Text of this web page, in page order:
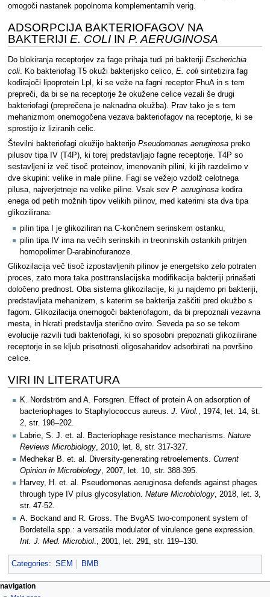
omogoči nastanek popolnoma komplementarnih verig.
ADSORPCIJA BAKTERIOFAGOV NA
BAKTERIJI E. COLIIN P. AERUGINOSA
Do blokiranja receptorjev za fage prihaja tudi pri bakteriji Escherichia
coli. Ko bakteriofag T5 okuži bakterijsko celico, E. colisintetizira fag
kodirajoči lipoprotein Lpl, ki se veže na fagni receptor FhuA in s tem
prepreči, da bi se na receptorje že okužene celice vezali še drugi
bakteriofagi (preprečena je naknadna okužba). Prav tako je s tem
mehanizmom onemogočena vezava bakteriofagov na receptorje, ki se
sprostijo iz liziranih celic.
Številni bakteriofagi okužijo bakterijo Pseudomonas aeruginosapreko
pilusov tipa IV (T4P), ki torej predstavljajo fagne receptorje. T4P so
sestavljeni iz več tisoč proteinov, imenovanih pilini, ki jih razdelimo v
dve skupini: velike in male piline. Fagi se vežejo vzdolž celotnega
pilusa, najverjetneje na velike piline. Vsak sev P. aeruginosakodira
enega od petih možnih tipov velikih pilinov, med katerimi sta dva tipa
glikozilirana:
pilin tipa I je glikoziliran na C-končnem serinskem ostanku,
pilin tipa IV ima na večih serinskih in treoninskih ostankih pritrjen
homopolimer D-arabinofuranoze.
Glikozilacija več tisoč izpostavljenih pilinov je energetsko zelo potraten
proces, zato mora taka posttranslacijska modifikacija bakteriji prinašati
določeno prednost. Oba sistema glikozilacije, ki ju najdemo pri bakteriji,
predstavljata mehanizem, s katerim se bakterija zaščiti pred okužbo s
fagom. Glikozilacija onemogoči bakteriofagom, da bi prepoznali vezavna
mesta, in hkrati predstavlja sterično oviro. Seveda pa so se tekom
evolucije razvili tudi bakteriofagi, ki so sposobni prepoznati glikozilirane
receptorje in se kljub prisotnosti oligosaharidov adsorbirati na površino
celice.
VIRI IN LITERATURA
K. Nordström and A. Forsgren. Effect of protein A on adsorption of
bacteriophages to Staphylococcus aureus. J. Virol. , 1974, let. 14, št.
2, str. 198–202.
Labrie, S. J. et. al. Bacteriophage resistance mechanisms. Nature
Reviews Microbiology , 2010, let. 8, str. 317-327.
Medhekar B. et. al. Diversity-generating retroelements. Current
Opinion in Microbiology, 2007, let. 10, str. 388-395.
Harvey, H. et. al. Pseudomonas aeruginosa defends against phages
through type IV pilus glycosylation. Nature Microbiology, 2018, let. 3,
str. 47-52.
A. Bockand and R. Gross. The BvgAS two-component system of
Bordetella spp.: a versatile modulator of virulence gene expression.
Int. J. Med. Microbiol ., 2001, let. 291, str. 119–130.
Categories: SEM BMB
N
page actions
personal tools
navigation